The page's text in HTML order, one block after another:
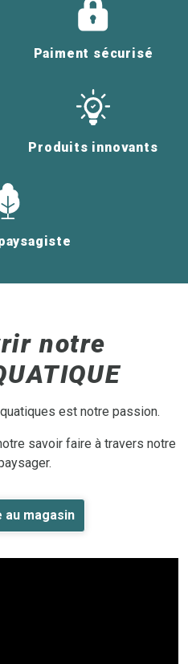
Paiment sécurisé
Produits innovants
notre
est notre passion.
savoir faire à travers notre
au magasin